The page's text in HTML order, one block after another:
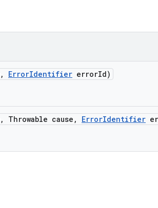
, ErrorIdentifier errorId)
, Throwable cause , ErrorIdentifier